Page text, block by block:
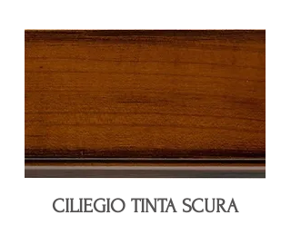
CILIEGIO TINTA SCURA